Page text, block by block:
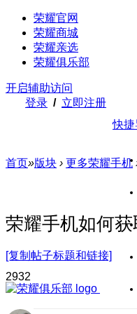
荣耀官网
荣耀商城
荣耀亲选
荣耀俱乐部
开启辅助访问
登录 / 立即注册
快捷
首页»版块 › 更多荣耀手机
荣耀手机如何
[复制帖子标题和链接]
2932